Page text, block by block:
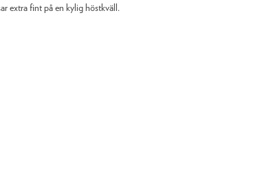
extra fint på en kylig höstkväll.